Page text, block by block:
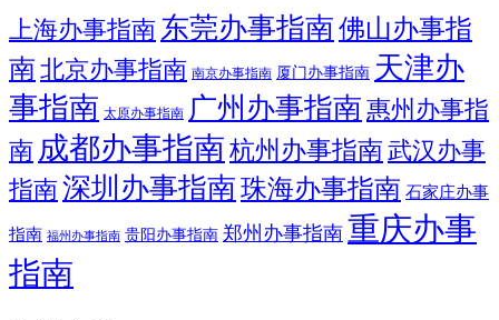
上海办事指南 东莞办事指南佛山办事指
南 北京办事指南 南京办事指南 厦门办事指南 天津办
事指南 太原办事指南 广州办事指南 惠州办事指
南 成都办事指南杭州办事指南 武汉办事
指南 深圳办事指南珠海办事指南 石家庄办事
指南 福州办事指南 贵阳办事指南 郑州办事指南 重庆办事
指南